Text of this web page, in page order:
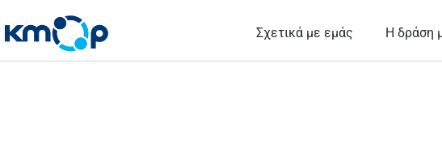
στο
περιεχόμενο
Σχετικά με εμάς Η δράση